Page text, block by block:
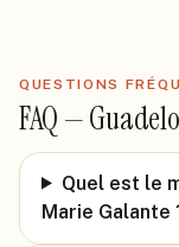
QUESTIONS
FAQ —
Quel est le
Marie Galante